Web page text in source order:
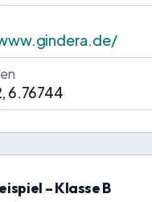
6.76744
– Klasse B